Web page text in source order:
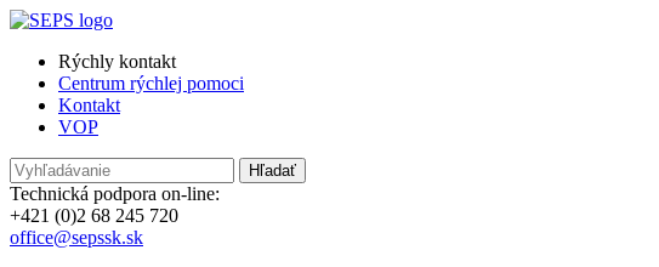
Rýchly kontakt
Centrum rýchlej pomoci
Kontakt
VOP
Technická podpora on-line:
+421 (0)2 68 245 720
office@sepssk.sk